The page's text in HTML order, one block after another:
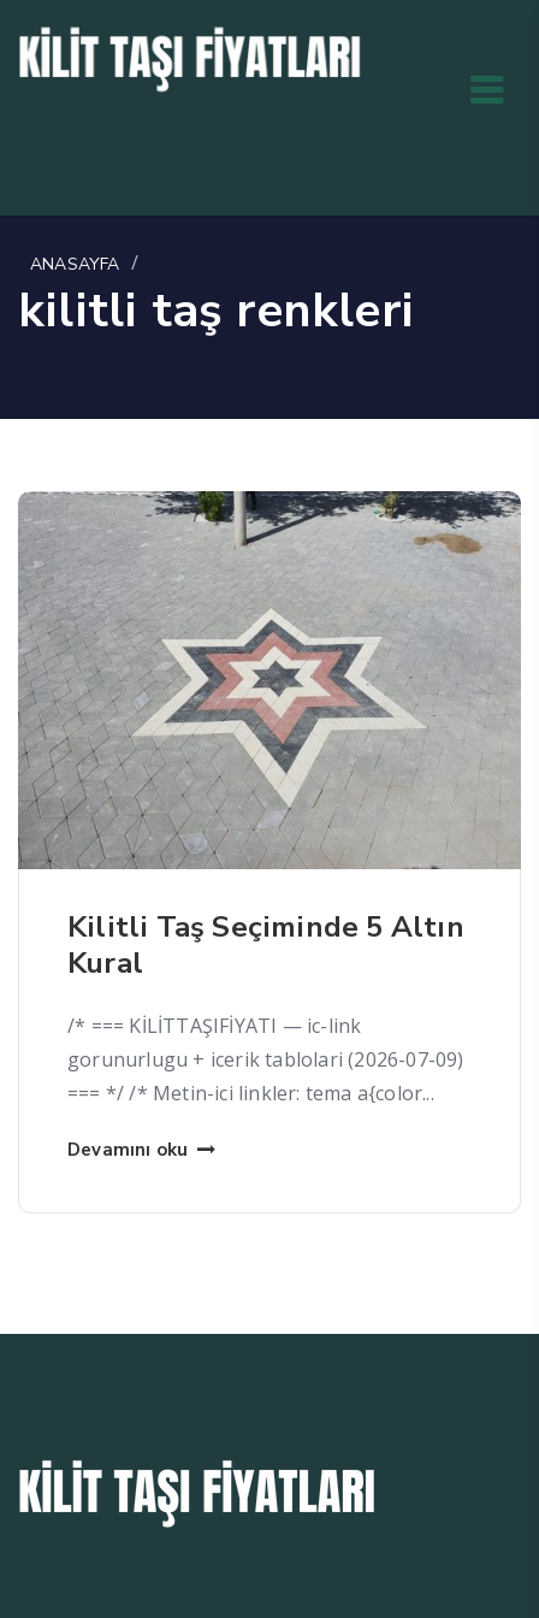
ANASAYFA /
kilitli taş renkleri
Kilitli Taş Seçiminde 5 Altın
Kural
/* === KİLİTTAŞIFİYATI — ic-link
gorunurlugu + icerik tablolari (2026-07-09)
=== */ /* Metin-ici linkler: tema a{color...
Devamını oku